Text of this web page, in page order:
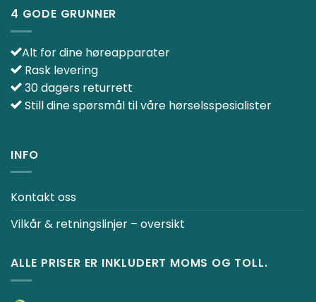
4 GODE GRUNNER
Alt for dine høreapparater
Rask levering
30 dagers returrett
Still dine spørsmål til våre hørselsspesialister
INFO
Kontakt oss
Vilkår & retningslinjer – oversikt
ALLE PRISER ER INKLUDERT MOMS OG TOLL.